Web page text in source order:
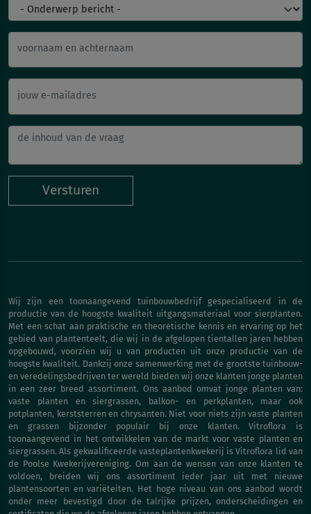
voornaam en achternaam
jouw e-mailadres
Versturen
Wij zijn een toonaangevend tuinbouwbedrijf gespecialiseerd in de
productie van de hoogste kwaliteit uitgangsmateriaal voor sierplanten.
Met een schat aan praktische en theoretische kennis en ervaring op het
gebied van plantenteelt, die wij in de afgelopen tientallen jaren hebben
opgebouwd, voorzien wij u van producten uit onze productie van de
hoogste kwaliteit. Dankzij onze samenwerking met de grootste tuinbouw-
en veredelingsbedrijven ter wereld bieden wij onze klanten jonge planten
in een zeer breed assortiment. Ons aanbod omvat jonge planten van:
vaste planten en siergrassen, balkon- en perkplanten, maar ook
potplanten, kerststerren en chrysanten. Niet voor niets zijn vaste planten
en grassen bijzonder populair bij onze klanten. Vitroflora is
toonaangevend in het ontwikkelen van de markt voor vaste planten en
siergrassen. Als gekwalificeerde vasteplantenkwekerij is Vitroflora lid van
de Poolse Kwekerijvereniging. Om aan de wensen van onze klanten te
voldoen, breiden wij ons assortiment ieder jaar uit met nieuwe
plantensoorten en variëteiten. Het hoge niveau van ons aanbod wordt
onder meer bevestigd door de talrijke prijzen, onderscheidingen en